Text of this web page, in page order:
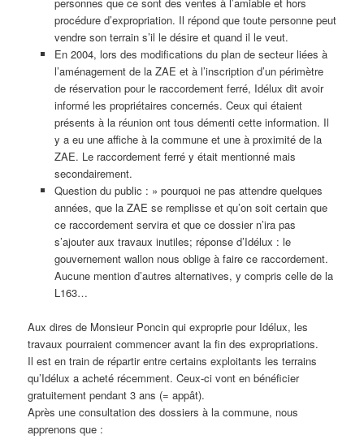
procédure d’expropriation. Il répond que toute personne peut
vendre son terrain s’il le désire et quand il le veut.
En 2004, lors des modifications du plan de secteur liées à
l’aménagement de la ZAE et à l’inscription d’un périmètre
de réservation pour le raccordement ferré, Idélux dit avoir
informé les propriétaires concernés. Ceux qui étaient
présents à la réunion ont tous démenti cette information. Il
y a eu une affiche à la commune et une à proximité de la
ZAE. Le raccordement ferré y était mentionné mais
secondairement.
Question du public : » pourquoi ne pas attendre quelques
années, que la ZAE se remplisse et qu’on soit certain que
ce raccordement servira et que ce dossier n’ira pas
s’ajouter aux travaux inutiles; réponse d’Idélux : le
gouvernement wallon nous oblige à faire ce raccordement.
Aucune mention d’autres alternatives, y compris celle de la
L163…
Aux dires de Monsieur Poncin qui exproprie pour Idélux, les
travaux pourraient commencer avant la fin des expropriations.
Il est en train de répartir entre certains exploitants les terrains
qu’Idélux a acheté récemment. Ceux-ci vont en bénéficier
gratuitement pendant 3 ans (= appât).
Après une consultation des dossiers à la commune, nous
apprenons que :